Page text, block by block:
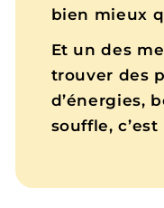
bien mieux
Et un des
trouver des
d’énergies,
souffle, c’est